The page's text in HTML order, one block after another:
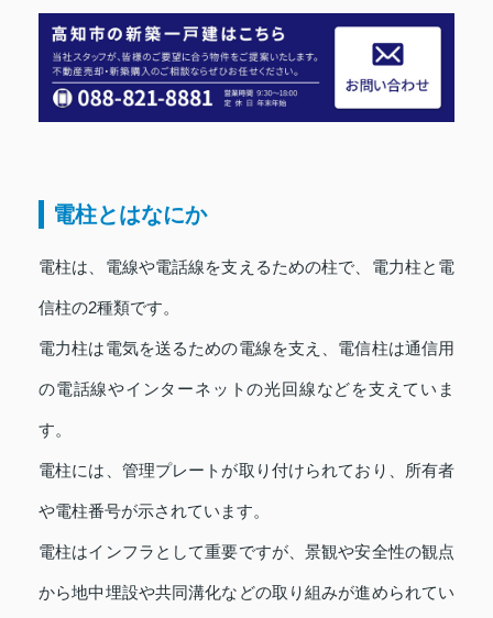
電柱とはなにか
電柱は、電線や電話線を支えるための柱で、電力柱と電
信柱の2種類です。
電力柱は電気を送るための電線を支え、電信柱は通信用
の電話線やインターネットの光回線などを支えていま
す。
電柱には、管理プレートが取り付けられており、所有者
や電柱番号が示されています。
電柱はインフラとして重要ですが、景観や安全性の観点
から地中埋設や共同溝化などの取り組みが進められてい